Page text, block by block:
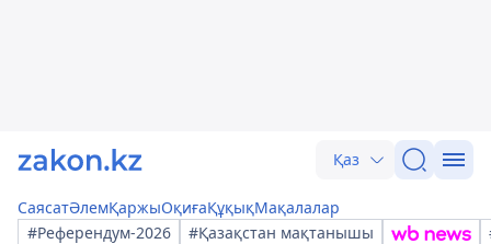
Қаз
СаясатӘлемҚаржыОқиғаҚұқықМақалалар
#Референдум-2026
#Қазақстан мақтанышы